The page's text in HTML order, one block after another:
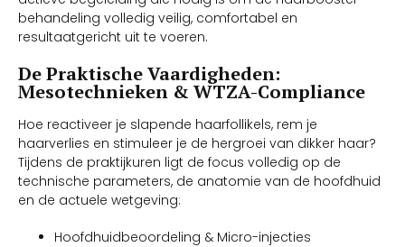
behandeling volledig veilig, comfortabel en
resultaatgericht uit te voeren.
De Praktische Vaardigheden:
Mesotechnieken & WTZA-Compliance
Hoe reactiveer je slapende haarfollikels, rem je
haarverlies en stimuleer je de hergroei van dikker haar?
Tijdens de praktijkuren ligt de focus volledig op de
technische parameters, de anatomie van de hoofdhuid
en de actuele wetgeving:
Hoofdhuidbeoordeling & Micro-injecties